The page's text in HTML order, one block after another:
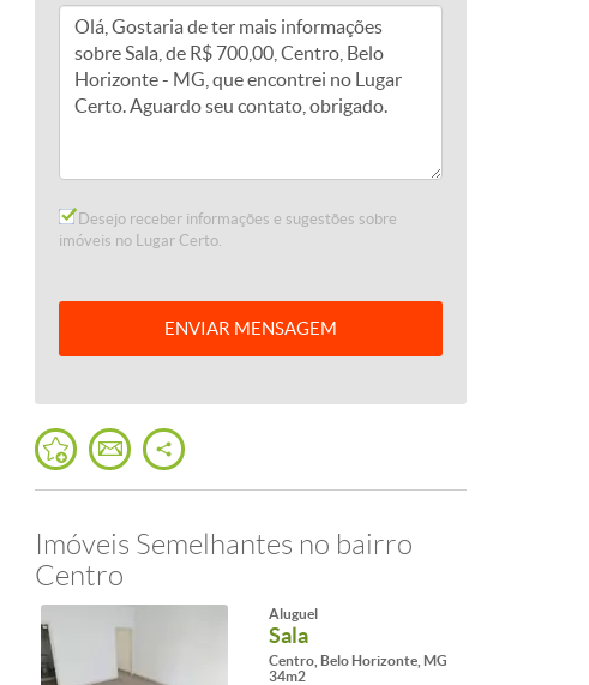
Desejo receber informações e sugestões sobre
imóveis no Lugar Certo.
ENVIAR MENSAGEM
Imóveis Semelhantes no bairro
Centro
Aluguel
Sala
Centro, Belo Horizonte, MG
34m2